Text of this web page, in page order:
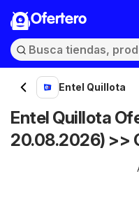
Ofertero
Entel Quillota
Entel Quillota
20.08.2026) >>